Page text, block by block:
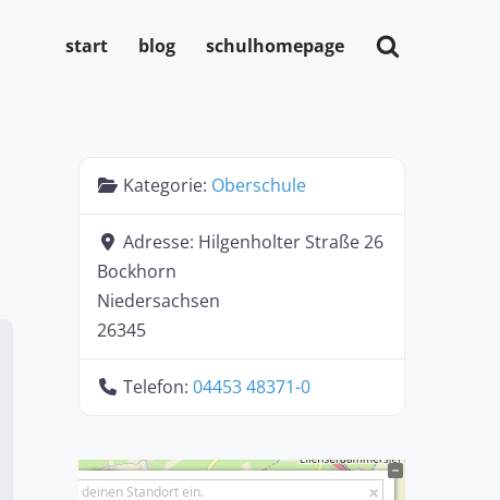
start blog schulhomepage
Kategorie: Oberschule
Adresse: Hilgenholter Straße 26
Bockhorn
Niedersachsen
26345
Telefon: 04453 48371-0
+